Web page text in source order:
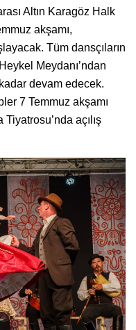
Altın Karagöz Halk
akşamı,
Tüm dansçıların
Meydanı’ndan
devam edecek.
7 Temmuz akşamı
açılış